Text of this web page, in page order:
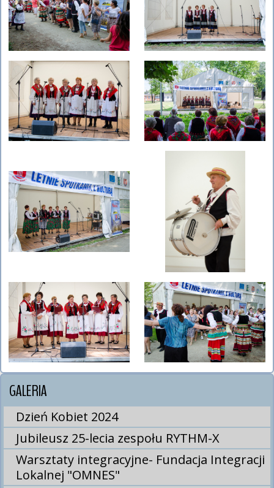
GALERIA
Dzień Kobiet 2024
Jubileusz 25-lecia zespołu RYTHM-X
Warsztaty integracyjne- Fundacja Integracji
Lokalnej "OMNES"